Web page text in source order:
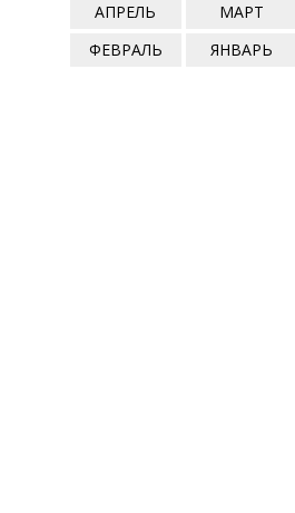
АПРЕЛЬ
МАРТ
ФЕВРАЛЬ
ЯНВАРЬ